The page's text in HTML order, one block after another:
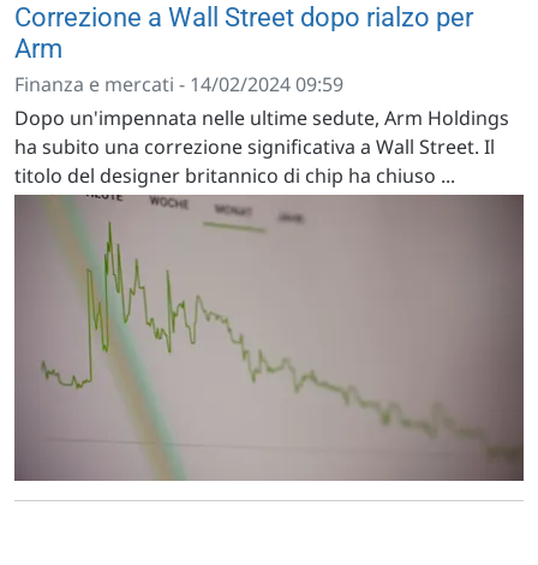
Correzione a Wall Street dopo rialzo per
Arm
Finanza e mercati - 14/02/2024 09:59
Dopo un'impennata nelle ultime sedute, Arm Holdings
ha subito una correzione significativa a Wall Street. Il
titolo del designer britannico di chip ha chiuso ...